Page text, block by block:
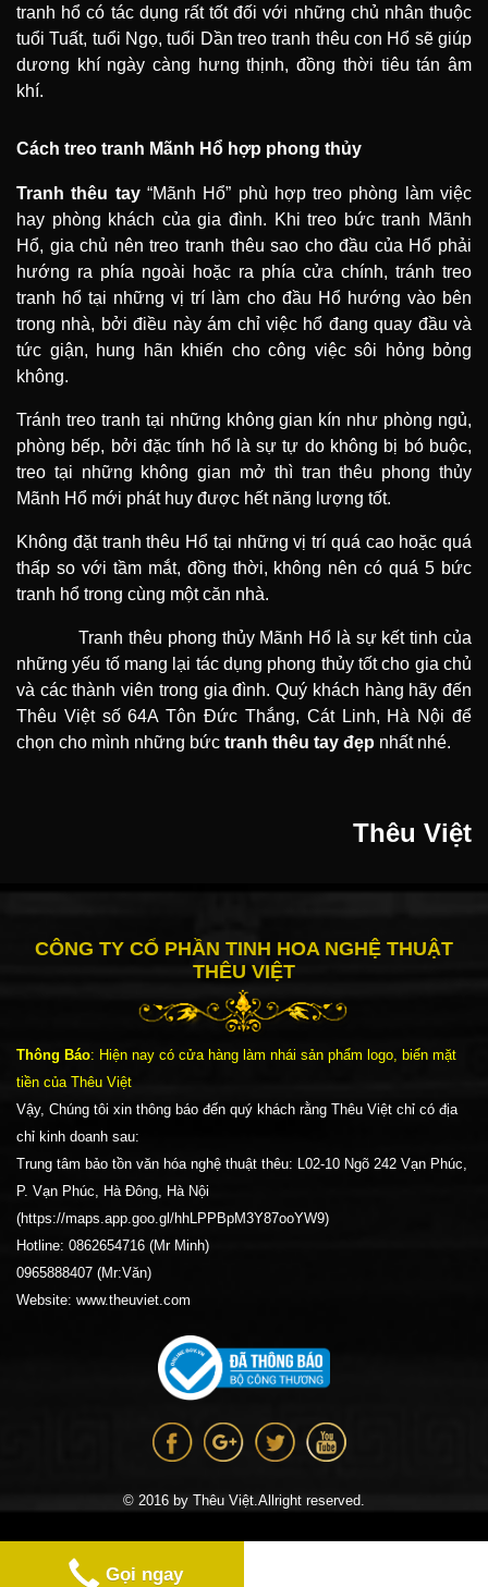
tranh hổ có tác dụng rất tốt đối với những chủ nhân thuộc
tuổi Tuất, tuổi Ngọ, tuổi Dần treo tranh thêu con Hổ sẽ giúp
dương khí ngày càng hưng thịnh, đồng thời tiêu tán âm
khí.
Cách treo tranh Mãnh Hổ hợp phong thủy
Tranh thêu tay “Mãnh Hổ” phù hợp treo phòng làm việc
hay phòng khách của gia đình. Khi treo bức tranh Mãnh
Hổ, gia chủ nên treo tranh thêu sao cho đầu của Hổ phải
hướng ra phía ngoài hoặc ra phía cửa chính, tránh treo
tranh hổ tại những vị trí làm cho đầu Hổ hướng vào bên
trong nhà, bởi điều này ám chỉ việc hổ đang quay đầu và
tức giận, hung hãn khiến cho công việc sôi hỏng bỏng
không.
Tránh treo tranh tại những không gian kín như phòng ngủ,
phòng bếp, bởi đặc tính hổ là sự tự do không bị bó buộc,
treo tại những không gian mở thì tran thêu phong thủy
Mãnh Hổ mới phát huy được hết năng lượng tốt.
Không đặt tranh thêu Hổ tại những vị trí quá cao hoặc quá
thấp so với tầm mắt, đồng thời, không nên có quá 5 bức
tranh hổ trong cùng một căn nhà.
Tranh thêu phong thủy Mãnh Hổ là sự kết tinh của
những yếu tố mang lại tác dụng phong thủy tốt cho gia chủ
và các thành viên trong gia đình. Quý khách hàng hãy đến
Thêu Việt số 64A Tôn Đức Thắng, Cát Linh, Hà Nội để
chọn cho mình những bức tranh thêu tay đẹp nhất nhé.
Thêu Việt
CÔNG TY CỔ PHẦN TINH HOA NGHỆ THUẬT
THÊU VIỆT
Thông Báo: Hiện nay có cửa hàng làm nhái sản phẩm logo, biển mặt
tiền của Thêu Việt
Vậy, Chúng tôi xin thông báo đến quý khách rằng Thêu Việt chỉ có địa
chỉ kinh doanh sau:
Trung tâm bảo tồn văn hóa nghệ thuật thêu: L02-10 Ngõ 242 Vạn Phúc,
P. Vạn Phúc, Hà Đông, Hà Nội
(https://maps.app.goo.gl/hhLPPBpM3Y87ooYW9)
Hotline: 0862654716 (Mr Minh)
0965888407 (Mr:Văn)
Website: www.theuviet.com
© 2016 by Thêu Việt.Allright reserved.
Gọi ngay